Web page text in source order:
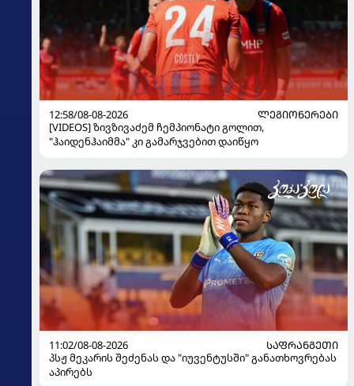
12:58/08-08-2026
ᲚᲔᲒᲘᲝᲜᲔᲠᲔᲑᲘ
[VIDEOS] ზივზივაძემ ჩემპიონატი გოლით,
"ჰაიდენჰაიმმა" კი გამარჯვებით დაიწყო
11:02/08-08-2026
ᲡᲐᲤᲠᲐᲜᲒᲔᲗᲘ
პსჟ მეკარის შეძენას და "იუვენტუსში" განათხოვრებას
აპირებს